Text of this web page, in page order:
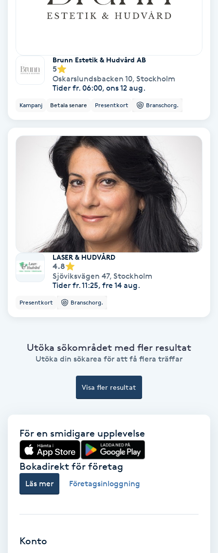
Damklippning
Dermapen
Diamantslipning
Enzympeeling
Extensions borttagning
Eyeliner-tatuering
Face framing
Fettreducering
Fotmassage
Fotsvamp
Fotvård
Fransar
Fransborttagning
Brunn Estetik & Hudvård AB
5
Oskarslundsbacken 10, Stockholm
Tider fr. 06:00, ons 12 aug.
Kampanj Betala senare Presentkort Branschorg.
LASER & HUDVÅRD
4.8
Sjöviksvägen 47, Stockholm
Tider fr. 11:25, fre 14 aug.
Presentkort Branschorg.
Utöka sökområdet med fler resultat
Utöka din sökarea för att få flera träffar
Visa fler resultat
För en smidigare upplevelse
Bokadirekt för företag
Läs mer Företagsinloggning
Konto